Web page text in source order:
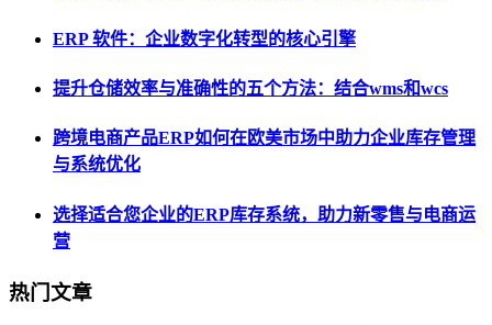
ERP 软件：企业数字化转型的核心引擎
提升仓储效率与准确性的五个方法：结合wms和wcs
跨境电商产品ERP如何在欧美市场中助力企业库存管理
与系统优化
选择适合您企业的ERP库存系统，助力新零售与电商运
营
热门文章